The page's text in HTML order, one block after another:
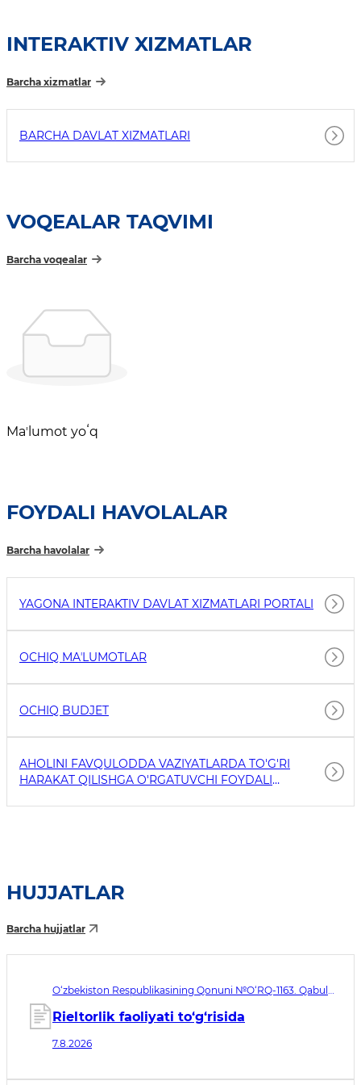
INTERAKTIV XIZMATLAR
Barcha xizmatlar
BARCHA DAVLAT XIZMATLARI
VOQEALAR TAQVIMI
Barcha voqealar
Maʼlumot yoʻq
FOYDALI HAVOLALAR
Barcha havolalar
YAGONA INTERAKTIV DAVLAT XIZMATLARI PORTALI
OCHIQ MAʼLUMOTLAR
OCHIQ BUDJET
AHOLINI FAVQULODDA VAZIYATLARDA TO'G'RI
HARAKAT QILISHGA O'RGATUVCHI FOYDALI
HUJJATLAR
Barcha hujjatlar
O‘zbekiston Respublikasining Qonuni №O‘RQ-1163. Qabul
Rieltorlik faoliyati to‘g‘risida
7.8.2026